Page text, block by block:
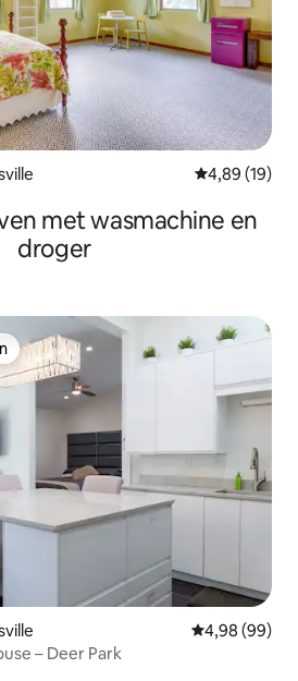
Gemiddelde
4,89 (19)
met wasmachine en
droger
Gemiddelde
4,98 (99)
– Deer Park